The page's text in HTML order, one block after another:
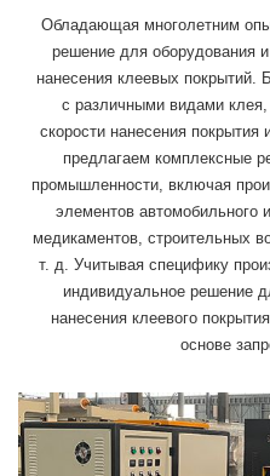
Обладающая многолетним
решение для оборудования
нанесения клеевых покрытий.
с различными видами клея,
скорости нанесения
предлагаем комплексные
промышленности, включая
элементов автомобильного
медикаментов, строительных
т. д. Учитывая специфику
индивидуальное решение
нанесения клеевого
основе